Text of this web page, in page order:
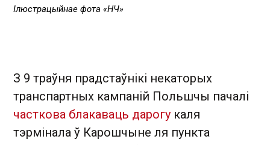
Ілюстрацыйнае фота «НЧ»
З 9 траўня прадстаўнікі некаторых
транспартных кампаній Польшчы пачалі
часткова блакаваць дарогу каля
тэрмінала ў Карошчыне ля пункта